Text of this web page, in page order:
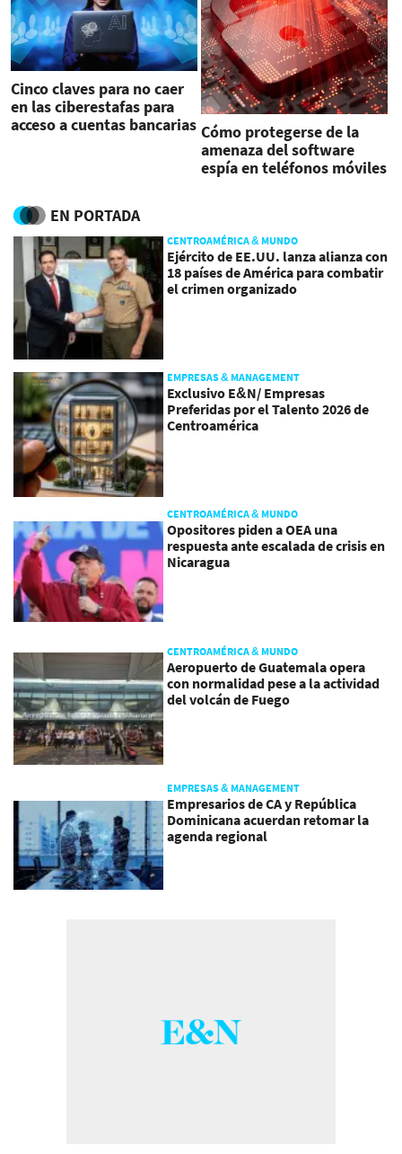
Cinco claves para no caer
en las ciberestafas para
acceso a cuentas bancarias Cómo protegerse de la
amenaza del software
espía en teléfonos móviles
EN PORTADA
CENTROAMÉRICA & MUNDO
Ejército de EE.UU. lanza alianza con
18 países de América para combatir
el crimen organizado
EMPRESAS & MANAGEMENT
Exclusivo E&N/ Empresas
Preferidas por el Talento 2026 de
Centroamérica
CENTROAMÉRICA & MUNDO
Opositores piden a OEA una
respuesta ante escalada de crisis en
Nicaragua
CENTROAMÉRICA & MUNDO
Aeropuerto de Guatemala opera
con normalidad pese a la actividad
del volcán de Fuego
EMPRESAS & MANAGEMENT
Empresarios de CA y República
Dominicana acuerdan retomar la
agenda regional